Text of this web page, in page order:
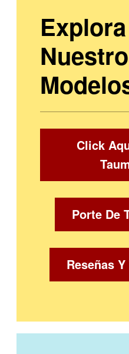
Explora
Click
Porte De
Reseñas